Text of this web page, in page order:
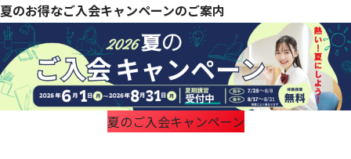
夏のお得なご入会キャンペーンのご案内
夏のご入会キャンペーン